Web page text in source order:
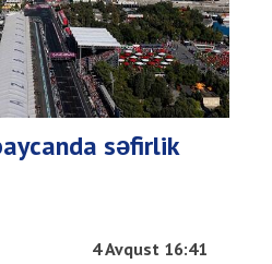
səfirlik
4 Avqust 16:41